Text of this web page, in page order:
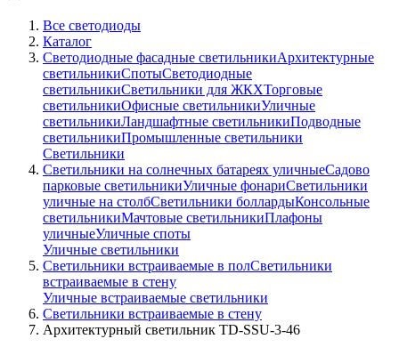
Все светодиоды
Каталог
Светодиодные фасадные светильникиАрхитектурные
светильникиСпотыСветодиодные
светильникиСветильники для ЖКХТорговые
светильникиОфисные светильникиУличные
светильникиЛандшафтные светильникиПодводные
светильникиПромышленные светильники
Светильники
Светильники на солнечных батареях уличныеСадово
парковые светильникиУличные фонариСветильники
уличные на столбСветильники боллардыКонсольные
светильникиМачтовые светильникиПлафоны
уличныеУличные споты
Уличные светильники
Светильники встраиваемые в полСветильники
встраиваемые в стену
Уличные встраиваемые светильники
Светильники встраиваемые в стену
Архитектурный светильник TD-SSU-3-46